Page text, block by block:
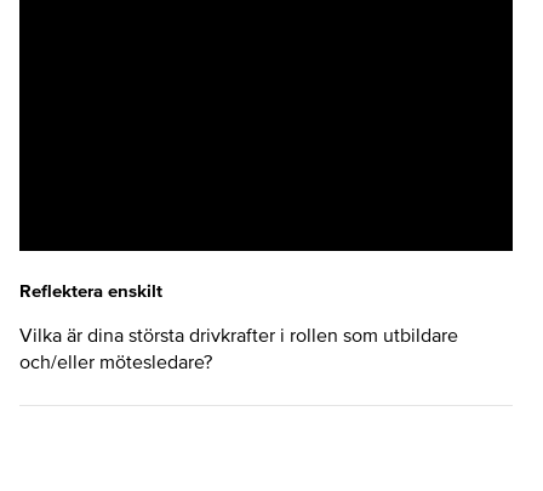
Reflektera enskilt
Vilka är dina största drivkrafter i rollen som utbildare
och/eller mötesledare?